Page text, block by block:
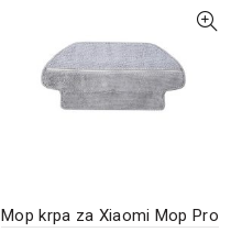
Mop krpa za Xiaomi Mop Pro